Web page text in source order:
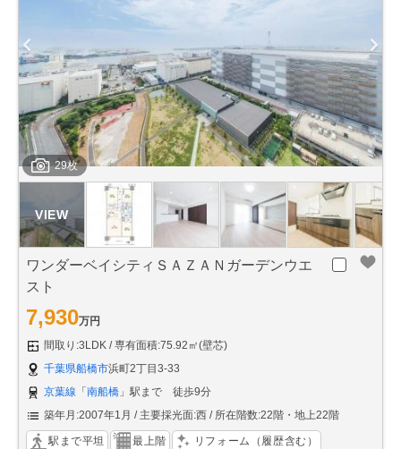
29枚
ワンダーベイシティＳＡＺＡＮガーデンウエ
スト
7,930万円
間取り:3LDK
専有面積:75.92㎡(壁芯)
千葉県船橋市浜町2丁目3-33
京葉線 「 南船橋 」駅まで 徒歩9分
築年月:2007年1月
主要採光面:西 所在階数:22階・地上22階
駅まで平坦 最上階
リフォーム（履歴含む）